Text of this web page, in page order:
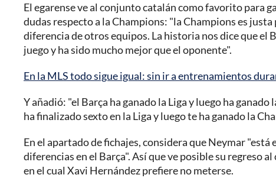
El egarense ve al conjunto catalán como favorito para
dudas respecto a la Champions: "la Champions es
diferencia de otros equipos. La historia nos dice que el
juego y ha sido mucho mejor que el oponente".
En la MLS todo sigue igual: sin ir a entrenamientos
Y añadió: "el Barça ha ganado la Liga y luego ha
ha finalizado sexto en la Liga y luego te ha ganado la
En el apartado de fichajes, considera que Neymar
diferencias en el Barça". Así que ve posible su regreso
en el cual Xavi Hernández prefiere no meterse.